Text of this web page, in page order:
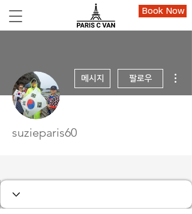
Book Now
메시지 팔로우
suzieparis60